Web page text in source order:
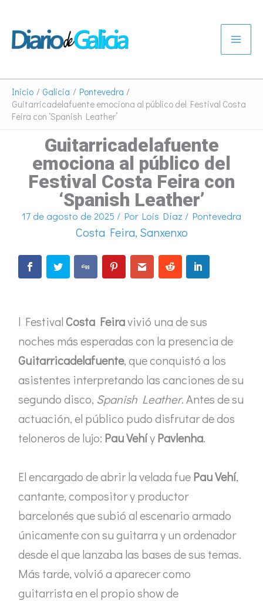
contenido
Inicio Galicia
Pontevedra
Guitarricadelafuente emociona al público del Festival Costa
Feira con ‘Spanish Leather’
Guitarricadelafuente
emociona al público del
Festival Costa Feira con
‘Spanish Leather’
17 de agosto de 2025 / Por Lois Díaz / Pontevedra
Costa Feira, Sanxenxo
l FestivalCosta Feiravivió una de sus
noches más esperadas con la presencia de
Guitarricadelafuente, que conquistó a los
asistentes interpretando las canciones de su
segundo disco, Spanish Leather. Antes de su
actuación, el público pudo disfrutar de dos
teloneros de lujo: Pau VehíyPavlenha.
El encargado de abrir la velada fuePau Vehí,
cantante, compositor y productor
barcelonés que subió al escenario armado
únicamente con su guitarra y un ordenador
desde el que lanzaba las bases de sus temas.
Más tarde, volvió a aparecer como
guitarrista en el propio show de